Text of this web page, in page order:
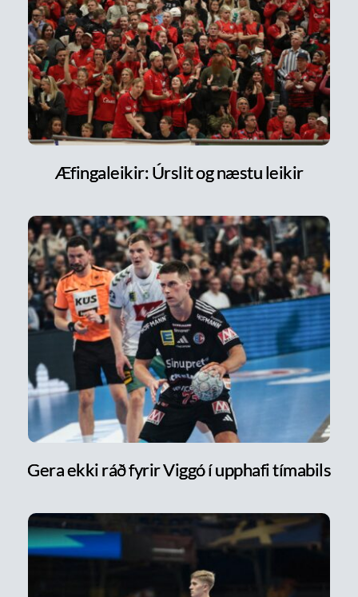
Æfingaleikir: Úrslit og næstu leikir
Gera ekki ráð fyrir Viggó í upphafi tímabils